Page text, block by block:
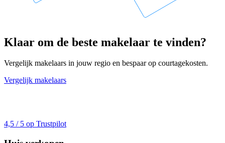
Klaar om de beste makelaar te vinden?
Vergelijk makelaars in jouw regio en bespaar op courtagekosten.
Vergelijk makelaars
4,5 / 5 op Trustpilot